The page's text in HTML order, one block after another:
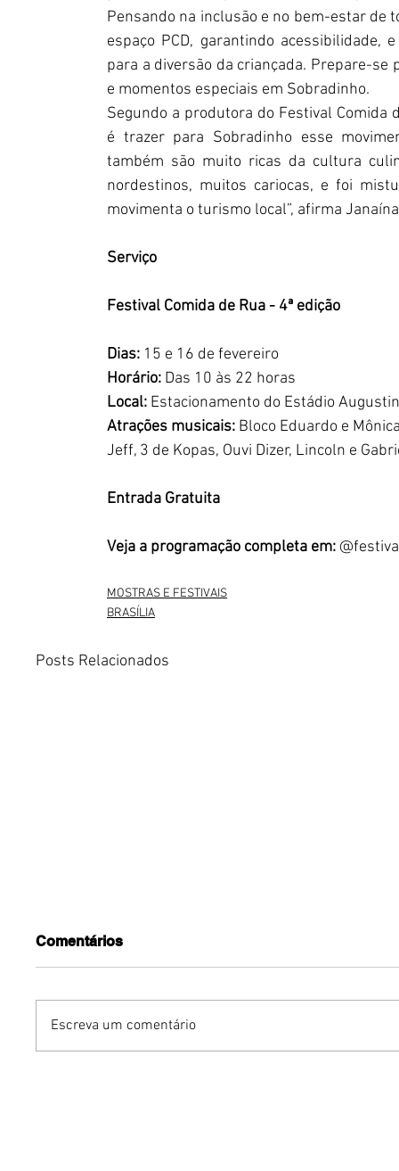
Pensando na inclusão e no bem-estar de
espaço PCD, garantindo
para a diversão da criançada. Prepare-
e momentos especiais em Sobradinho.
Segundo a produtora do Festival Comida
é trazer para Sobradinho esse
também são muito ricas da cultura
nordestinos, muitos cariocas, e foi
movimenta o turismo local”, afirma
Serviço
Festival Comida de Rua - 4ª edição
Dias: 15 e 16 de fevereiro
Horário: Das 10 às 22 horas
Local: Estacionamento do Estádio
Atrações musicais: Bloco Eduardo e
Jeff, 3 de Kopas, Ouvi Dizer, Lincoln e
Entrada Gratuita
Veja a programação completa em:
MOSTRAS E FESTIVAIS
BRASÍLIA
Posts Relacionados
Comentários
Escreva um comentário